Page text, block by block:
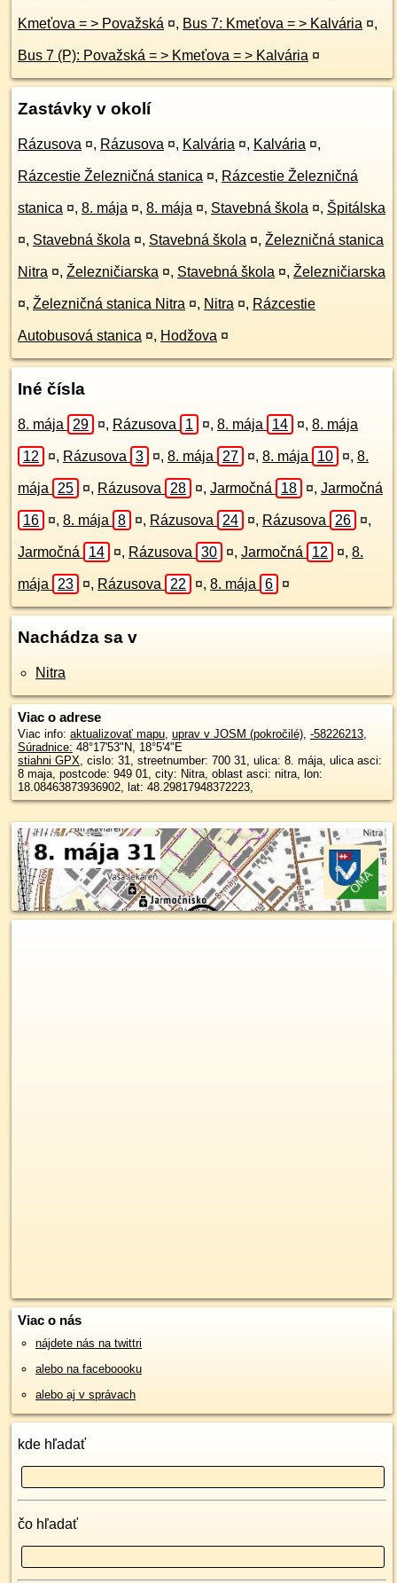
Kmeťova = > Považská ¤, Bus 7: Kmeťova = > Kalvária ¤,
Bus 7 (P): Považská = > Kmeťova = > Kalvária ¤
Zastávky v okolí
Rázusova ¤, Rázusova ¤, Kalvária ¤, Kalvária ¤,
Rázcestie Železničná stanica ¤, Rázcestie Železničná
stanica ¤, 8. mája ¤, 8. mája ¤, Stavebná škola ¤, Špitálska
¤, Stavebná škola ¤, Stavebná škola ¤, Železničná stanica
Nitra ¤, Železničiarska ¤, Stavebná škola ¤, Železničiarska
¤, Železničná stanica Nitra ¤, Nitra ¤, Rázcestie
Autobusová stanica ¤, Hodžova ¤
Iné čísla
8. mája 29 ¤, Rázusova 1 ¤, 8. mája 14 ¤, 8. mája
12 ¤, Rázusova 3 ¤, 8. mája 27 ¤, 8. mája 10 ¤, 8.
mája 25 ¤, Rázusova 28 ¤, Jarmočná 18 ¤, Jarmočná
16 ¤, 8. mája 8 ¤, Rázusova 24 ¤, Rázusova 26 ¤,
Jarmočná 14 ¤, Rázusova 30 ¤, Jarmočná 12 ¤, 8.
mája 23 ¤, Rázusova 22 ¤, 8. mája 6 ¤
Nachádza sa v
Nitra
Viac o adrese
Viac info: aktualizovať mapu, uprav v JOSM (pokročilé), -58226213,
Súradnice: 48°17'53"N, 18°5'4"E
stiahni GPX, cislo: 31, streetnumber: 700 31, ulica: 8. mája, ulica asci:
8 maja, postcode: 949 01, city: Nitra, oblast asci: nitra, lon:
18.08463873936902, lat: 48.29817948372223,
Viac o nás
nájdete nás na twittri
alebo na faceboooku
alebo aj v správach
kde hľadať
čo hľadať